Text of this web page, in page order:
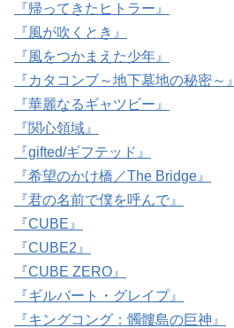
『帰ってきたヒトラー』
『風が吹くとき』
『風をつかまえた少年』
『カタコンブ～地下墓地の秘密～』
『華麗なるギャツビー』
『関心領域』
『gifted/ギフテッド』
『希望のかけ橋／The Bridge』
『君の名前で僕を呼んで』
『CUBE』
『CUBE2』
『CUBE ZERO』
『ギルバート・グレイプ』
『キングコング：髑髏島の巨神』